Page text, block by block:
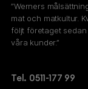
”Werners
mat och matkultur.
följt företaget
våra kunder.”
Tel. 0511-177 99